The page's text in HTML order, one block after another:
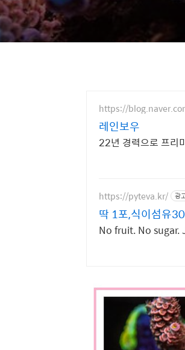
https://
레인보우
22년 경력으로 프리
https://pyteva.kr/ 광
딱 1포,식이섬유
No fruit. No sugar.